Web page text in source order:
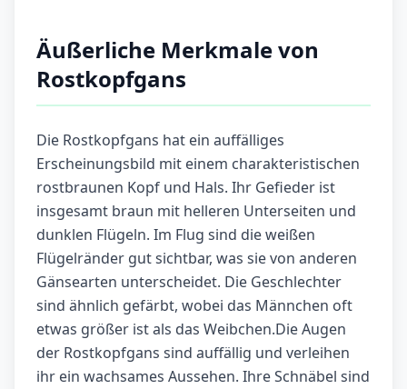
Äußerliche Merkmale von
Rostkopfgans
Die Rostkopfgans hat ein auffälliges
Erscheinungsbild mit einem charakteristischen
rostbraunen Kopf und Hals. Ihr Gefieder ist
insgesamt braun mit helleren Unterseiten und
dunklen Flügeln. Im Flug sind die weißen
Flügelränder gut sichtbar, was sie von anderen
Gänsearten unterscheidet. Die Geschlechter
sind ähnlich gefärbt, wobei das Männchen oft
etwas größer ist als das Weibchen.Die Augen
der Rostkopfgans sind auffällig und verleihen
ihr ein wachsames Aussehen. Ihre Schnäbel sind